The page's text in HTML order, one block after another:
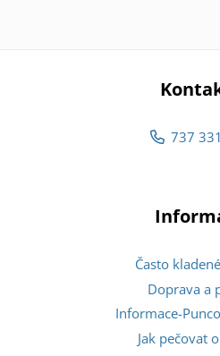
737
Často
Doprava a
Informace-
Jak pečovat